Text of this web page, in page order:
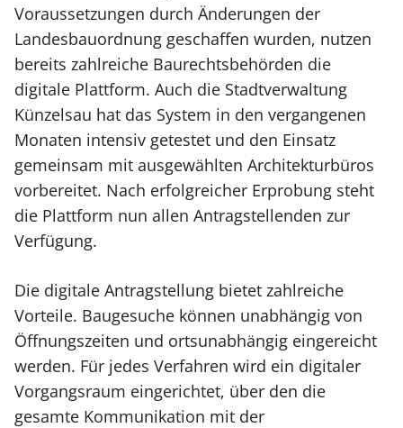
Voraussetzungen durch Änderungen der
Landesbauordnung geschaffen wurden, nutzen
bereits zahlreiche Baurechtsbehörden die
digitale Plattform. Auch die Stadtverwaltung
Künzelsau hat das System in den vergangenen
Monaten intensiv getestet und den Einsatz
gemeinsam mit ausgewählten Architekturbüros
vorbereitet. Nach erfolgreicher Erprobung steht
die Plattform nun allen Antragstellenden zur
Verfügung.
Die digitale Antragstellung bietet zahlreiche
Vorteile. Baugesuche können unabhängig von
Öffnungszeiten und ortsunabhängig eingereicht
werden. Für jedes Verfahren wird ein digitaler
Vorgangsraum eingerichtet, über den die
gesamte Kommunikation mit der